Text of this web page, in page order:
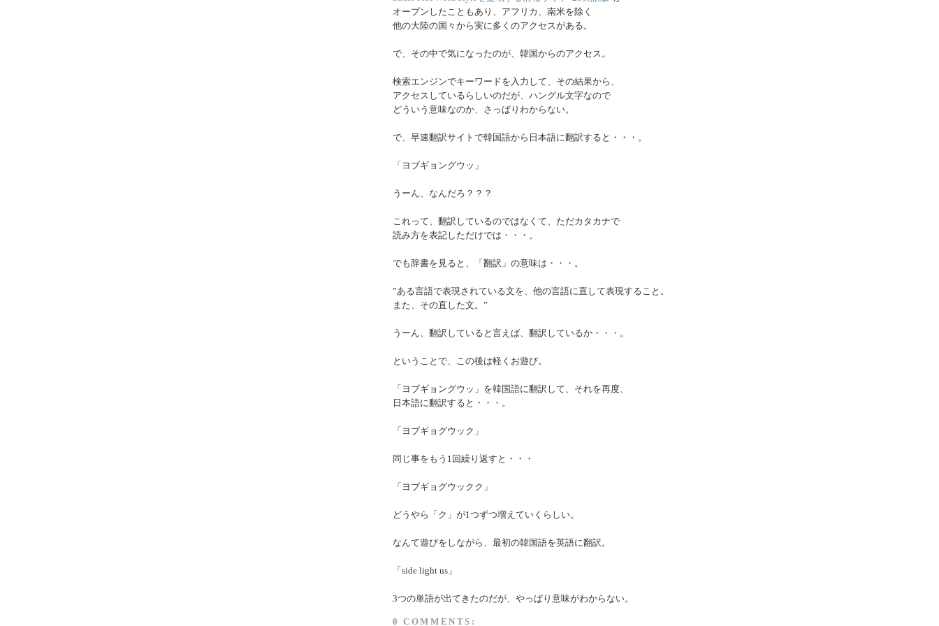
オープンしたこともあり、アフリカ、南米を除く
他の大陸の国々から実に多くのアクセスがある。
で、その中で気になったのが、韓国からのアクセス。
検索エンジンでキーワードを入力して、その結果から、
アクセスしているらしいのだが、ハングル文字なので
どういう意味なのか、さっぱりわからない。
で、早速翻訳サイトで韓国語から日本語に翻訳すると・・・。
「ヨブギョングウッ」
うーん、なんだろ？？？
これって、翻訳しているのではなくて、ただカタカナで
読み方を表記しただけでは・・・。
でも辞書を見ると、「翻訳」の意味は・・・。
”ある言語で表現されている文を、他の言語に直して表現すること。
また、その直した文。”
うーん、翻訳していると言えば、翻訳しているか・・・。
ということで、この後は軽くお遊び。
「ヨブギョングウッ」を韓国語に翻訳して、それを再度、
日本語に翻訳すると・・・。
「ヨブギョグウック」
同じ事をもう1回繰り返すと・・・
「ヨブギョグウックク」
どうやら「ク」が1つずつ増えていくらしい。
なんて遊びをしながら、最初の韓国語を英語に翻訳。
「side light us」
3つの単語が出てきたのだが、やっぱり意味がわからない。
0 COMMENTS: